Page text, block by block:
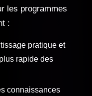
les programmes
:
pratique et
rapide des
connaissances